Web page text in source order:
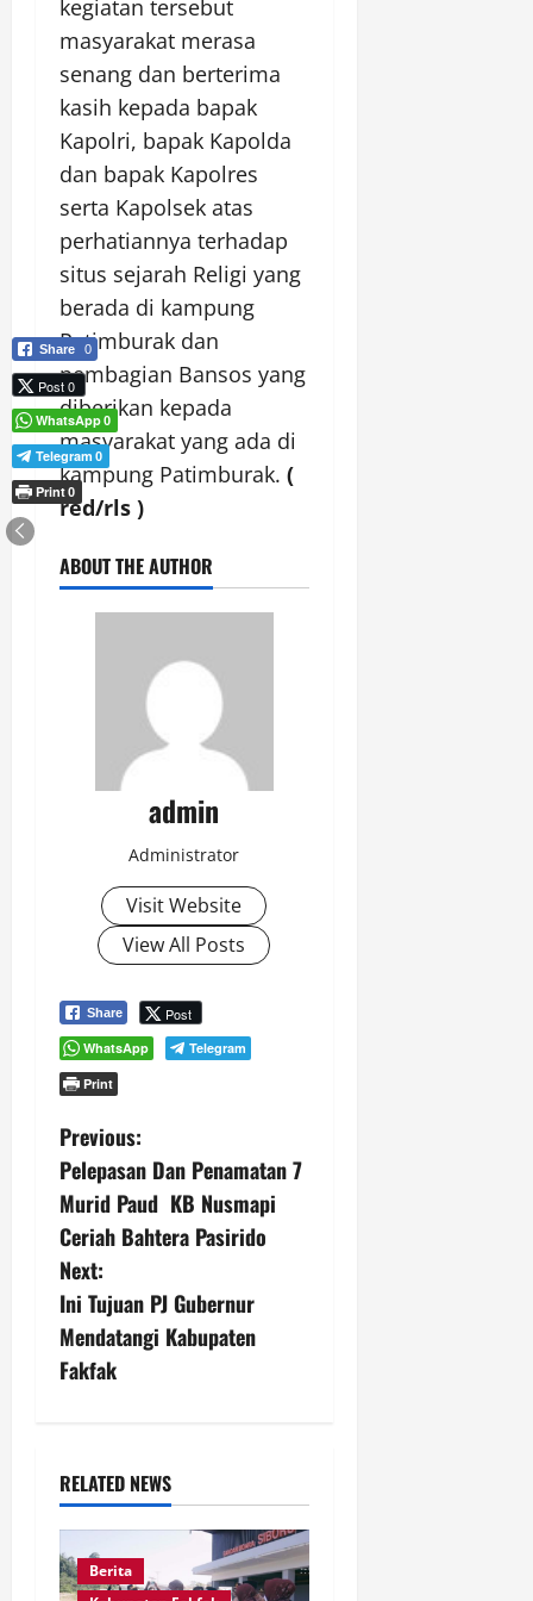
kegiatan tersebut
masyarakat merasa
senang dan berterima
kasih kepada bapak
Kapolri, bapak Kapolda
dan bapak Kapolres
serta Kapolsek atas
perhatiannya terhadap
situs sejarah Religi yang
berada di kampung
Patimburak dan
pembagian Bansos yang
diberikan kepada
masyarakat yang ada di
kampung Patimburak. (
red/rls )
ABOUT THE AUTHOR
admin
Administrator
Visit Website
View All Posts
Share Post
WhatsApp
Telegram
Print
P
o
s
t
n
a
i
g
Previous:
Pelepasan Dan Penamatan 7
Murid Paud KB Nusmapi
Ceriah Bahtera Pasirido
Next:
Ini Tujuan PJ Gubernur
Mendatangi Kabupaten
Fakfak
RELATED NEWS
Berita
Share 0
Post 0
WhatsApp0
Telegram 0
Print0